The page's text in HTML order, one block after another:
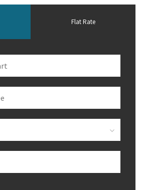
Flat Rate